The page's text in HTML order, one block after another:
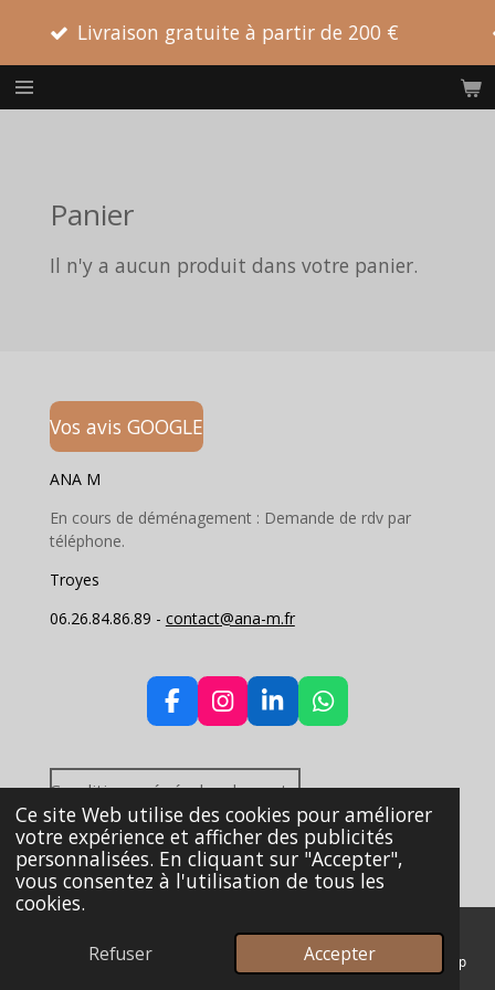
Ce site Web utilise des cookies pour améliorer
votre expérience et afficher des publicités
personnalisées. En cliquant sur "Accepter",
vous consentez à l'utilisation de tous les
cookies.
Refuser Accepter
Passer
contenu
principal
gratuite à partir de 200 €
Panier
Il n'y a aucun produit dans votre panier.
Vos avis GOOGLE
ANA M
En cours de déménagement : Demande de rdv par
téléphone.
Troyes
06.26.84.86.89 - contact@ana-m.fr
F
a
e
o
o
k
I
n
t
g
r
a
m
L
i
k
d
I
n
W
h
A
p
p
Conditions générales de vente.
© 2021 - 2026 ANA M
Propulsé parWebador
Téléphone Instagram WhatsApp